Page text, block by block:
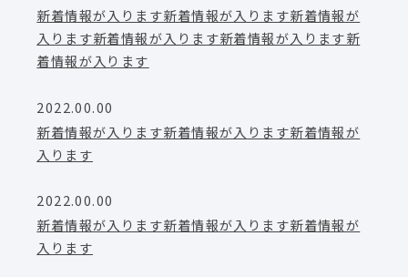
新着情報が入ります新着情報が入ります新着情報が
入ります新着情報が入ります新着情報が入ります新
着情報が入ります
2022.00.00
新着情報が入ります新着情報が入ります新着情報が
入ります
2022.00.00
新着情報が入ります新着情報が入ります新着情報が
入ります